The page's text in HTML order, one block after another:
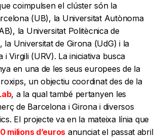
coimpulsen el clúster són la
(UB), la Universitat Autònoma
la Universitat Politècnica de
la Universitat de Girona (UdG) i la
i Virgili (URV). La iniciativa busca
en una de les seus europees de la
un objectiu coordinat des de la
, a la qual també pertanyen les
de Barcelona i Girona i diversos
El projecte va en la mateixa línia que
milions d’euros anunciat el passat abril